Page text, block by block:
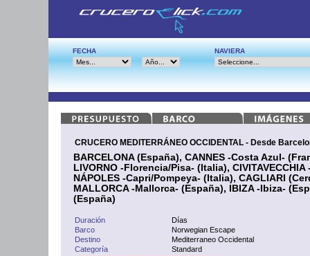
FECHA NAVIERA
CRUCERO MEDITERRÁNEO OCCIDENTAL - Desde
BARCELONA (España), CANNES -Costa Azul-
LIVORNO -Florencia/Pisa- (Italia),
NÁPOLES -Capri/Pompeya- (Italia), CAGLIARI
MALLORCA -Mallorca- (España), IBIZA -Ibiza-
(España)
Duración
Días
Barco
Norwegian Escape
Destino
Mediterraneo Occidental
Categoría
Standard